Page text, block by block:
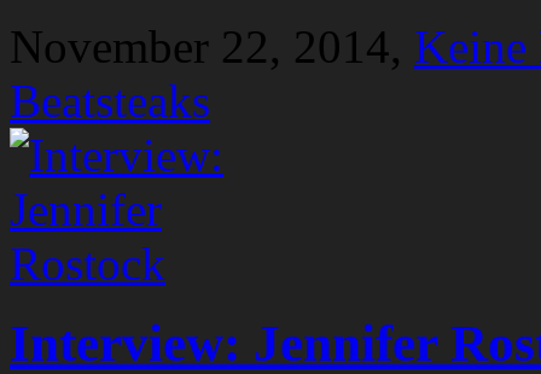
November 22, 2014, Keine
Beatsteaks
Interview: Jennifer